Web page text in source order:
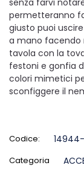
senza farvi
permetteranno
giusto puoi
a mano facendo
tavola con la
festoni e gonfia
colori mimetici
sconfiggere il
Codice: 14944-
Categoria